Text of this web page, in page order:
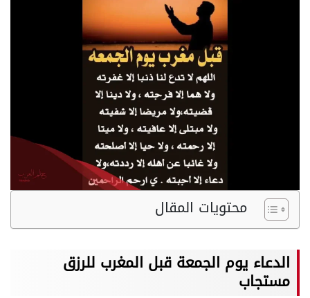
محتويات المقال
الدعاء يوم الجمعة قبل المغرب للرزق
مستجاب